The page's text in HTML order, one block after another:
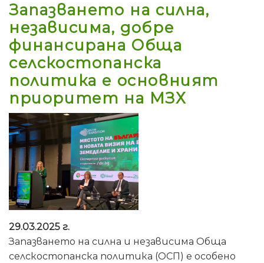
Запазването на силна,
независима, добре
финансирана Обща
селскостопанска
политика е основният
приоритет на МЗХ
29.03.2025 г.
Запазването на силна и независима Обща
селскостопанска политика (ОСП) е особено